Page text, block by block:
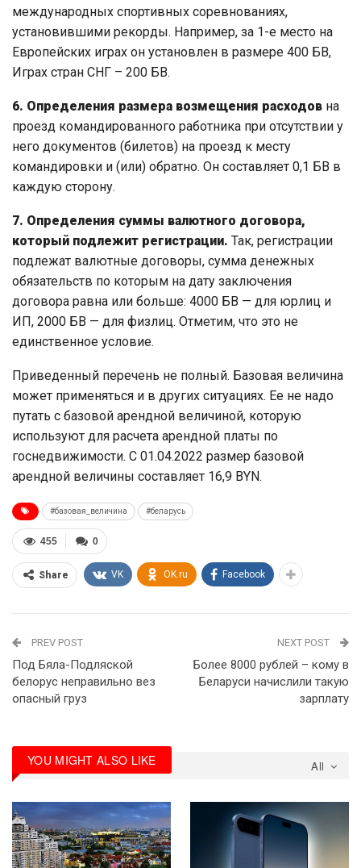
международных спортивных соревнованиях,
установившими рекорды. Например, за 1-е место на
Европейских играх он установлен в размере 400 БВ,
Играх стран СНГ – 200 БВ.
6. Определения размера возмещения расходов на
проезд командированного работника при отсутствии у
него документов (билетов) на проезд к месту
командировки и (или) обратно. Он составляет 0,1 БВ в
каждую сторону.
7. Определения суммы валютного договора,
который подлежит регистрации. Так, регистрации
подлежат валютные договоры, сумма денежных
обязательств по которым на дату заключения
договора равна или больше: 4000 БВ — для юрлиц и
ИП, 2000 БВ — для физлиц. Отметим, что это не
единственное условие.
Приведенный перечень не полный. Базовая величина
может применяться и в других ситуациях. Ее не надо
путать с базовой арендной величиной, которую
используют для расчета арендной платы по
госнедвижимости. С 01.04.2022 размер базовой
арендной величины составляет 16,9 BYN.
#базовая_величина #беларусь
0
455
Share VK OK.ru Facebook
PREV POST
Под Бяла-Подляской
белорус неправильно вез
опасный груз
NEXT POST
Более 8000 рублей – кому в
Беларуси начислили такую
зарплату
All
YOU MIGHT ALSO LIKE